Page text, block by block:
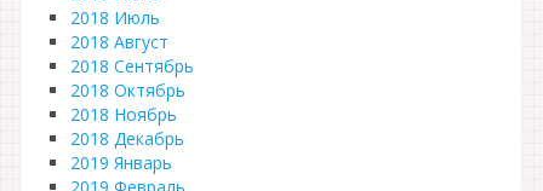
2018 Июль
2018 Август
2018 Сентябрь
2018 Октябрь
2018 Ноябрь
2018 Декабрь
2019 Январь